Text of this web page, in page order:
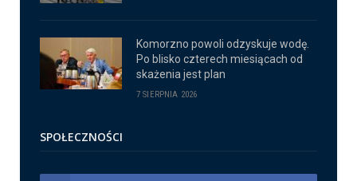
Komorzno powoli odzyskuje wodę.
Po blisko czterech miesiącach od
skażenia jest plan
7 SIERPNIA 2026
SPOŁECZNOŚCI